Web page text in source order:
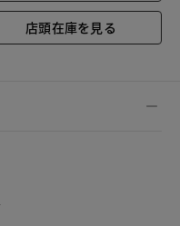
店頭在庫を見る